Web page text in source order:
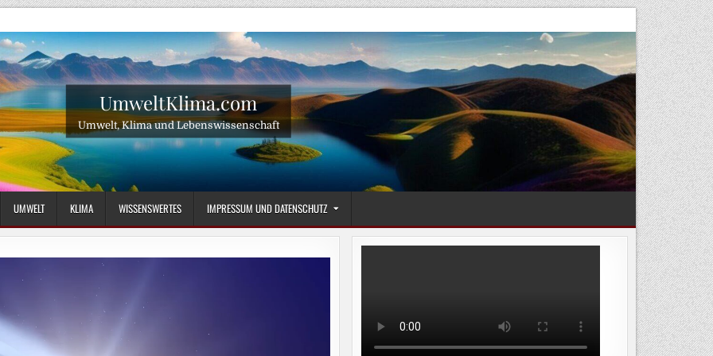
UmweltKlima.com
Umwelt, Klima und Lebenswissenschaft
UMWELT KLIMA WISSENSWERTES IMPRESSUM UND DATENSCHUTZ